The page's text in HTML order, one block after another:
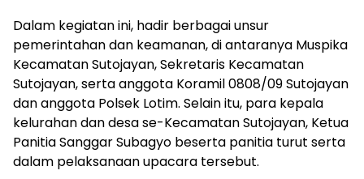
Dalam kegiatan ini, hadir berbagai unsur
pemerintahan dan keamanan, di antaranya Muspika
Kecamatan Sutojayan, Sekretaris Kecamatan
Sutojayan, serta anggota Koramil 0808/09 Sutojayan
dan anggota Polsek Lotim. Selain itu, para kepala
kelurahan dan desa se-Kecamatan Sutojayan, Ketua
Panitia Sanggar Subagyo beserta panitia turut serta
dalam pelaksanaan upacara tersebut.